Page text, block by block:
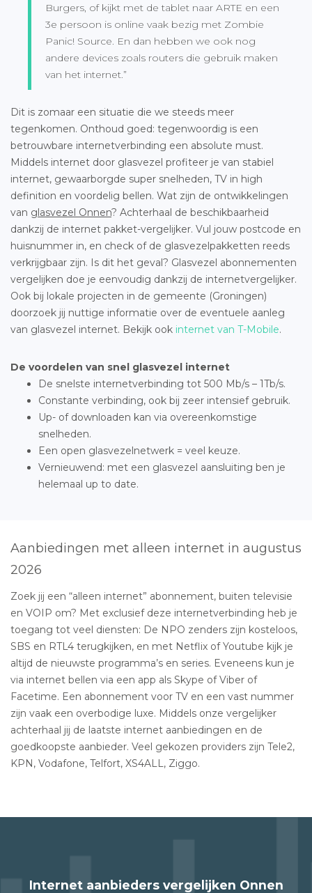
Burgers, of kijkt met de tablet naar ARTE en een
3e persoon is online vaak bezig met Zombie
Panic! Source. En dan hebben we ook nog
andere devices zoals routers die gebruik maken
van het internet.”
Dit is zomaar een situatie die we steeds meer
tegenkomen. Onthoud goed: tegenwoordig is een
betrouwbare internetverbinding een absolute must.
Middels internet door glasvezel profiteer je van stabiel
internet, gewaarborgde super snelheden, TV in high
definition en voordelig bellen. Wat zijn de ontwikkelingen
van glasvezel Onnen? Achterhaal de beschikbaarheid
dankzij de internet pakket-vergelijker. Vul jouw postcode en
huisnummer in, en check of de glasvezelpakketten reeds
verkrijgbaar zijn. Is dit het geval? Glasvezel abonnementen
vergelijken doe je eenvoudig dankzij de internetvergelijker.
Ook bij lokale projecten in de gemeente (Groningen)
doorzoek jij nuttige informatie over de eventuele aanleg
van glasvezel internet. Bekijk ook internet van T-Mobile.
De voordelen van snel glasvezel internet
De snelste internetverbinding tot 500 Mb/s – 1Tb/s.
Constante verbinding, ook bij zeer intensief gebruik.
Up- of downloaden kan via overeenkomstige
snelheden.
Een open glasvezelnetwerk = veel keuze.
Vernieuwend: met een glasvezel aansluiting ben je
helemaal up to date.
Aanbiedingen met alleen internet in augustus
2026
Zoek jij een “alleen internet” abonnement, buiten televisie
en VOIP om? Met exclusief deze internetverbinding heb je
toegang tot veel diensten: De NPO zenders zijn kosteloos,
SBS en RTL4 terugkijken, en met Netflix of Youtube kijk je
altijd de nieuwste programma’s en series. Eveneens kun je
via internet bellen via een app als Skype of Viber of
Facetime. Een abonnement voor TV en een vast nummer
zijn vaak een overbodige luxe. Middels onze vergelijker
achterhaal jij de laatste internet aanbiedingen en de
goedkoopste aanbieder. Veel gekozen providers zijn Tele2,
KPN, Vodafone, Telfort, XS4ALL, Ziggo.
Internet aanbieders vergelijken Onnen